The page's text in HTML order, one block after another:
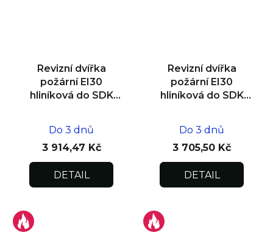
Revizní dvířka
požární EI30
hliníková do SDK
Do 3 dnů
3 914,47 Kč
DETAIL
Revizní dvířka
požární EI30
hliníková do SDK
Do 3 dnů
3 705,50 Kč
DETAIL